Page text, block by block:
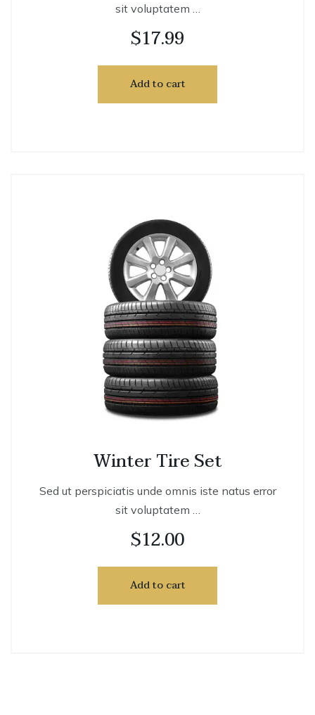
sit voluptatem …
$17.99
Add to cart
Winter Tire Set
Sed ut perspiciatis unde omnis iste natus error
sit voluptatem …
$12.00
Add to cart